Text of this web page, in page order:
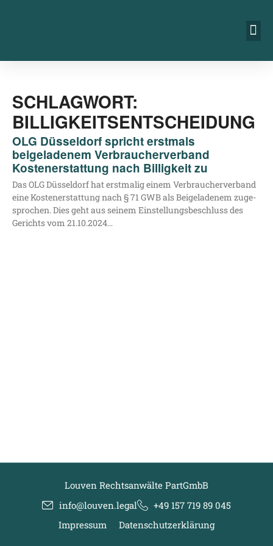
SCHLAGWORT:
BILLIGKEITSENTSCHEIDUNG
OLG Düsseldorf spricht erstmals
beigeladenem Verbraucherverband
Kostenerstattung nach Billigkeit zu
Das OLG Düs­sel­dorf hat erst­ma­lig einem Ver­brau­cher­ver­band
eine Kos­ten­er­stat­tung nach § 71 GWB als Bei­gela­de­nem zuge­
spro­chen. Dies geht aus sei­nem Ein­stel­lungs­be­schluss des
Gerichts vom 21.10.2024…
Louven Rechtsanwälte PartGmbB
info@louven.legal
+49 157 719 89 045
Impressum
Datenschutzerklärung